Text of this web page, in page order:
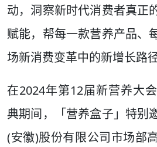
动，洞察新时代消费者真正
赋能，帮每一款营养产品、
场新消费变革中的新增长路径
在2024年第12届新营养大
典期间，「营养盒子」特别
(安徽)股份有限公司市场部